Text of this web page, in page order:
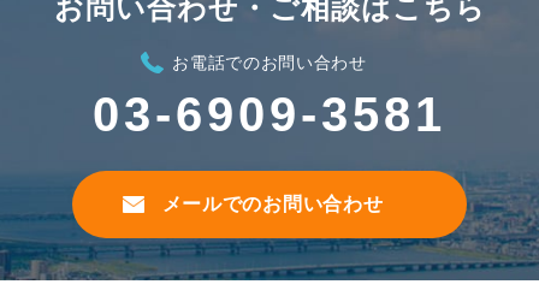
お問い合わせ・ご相談はこちら
お電話でのお問い合わせ
03-6909-3581
メールでのお問い合わせ